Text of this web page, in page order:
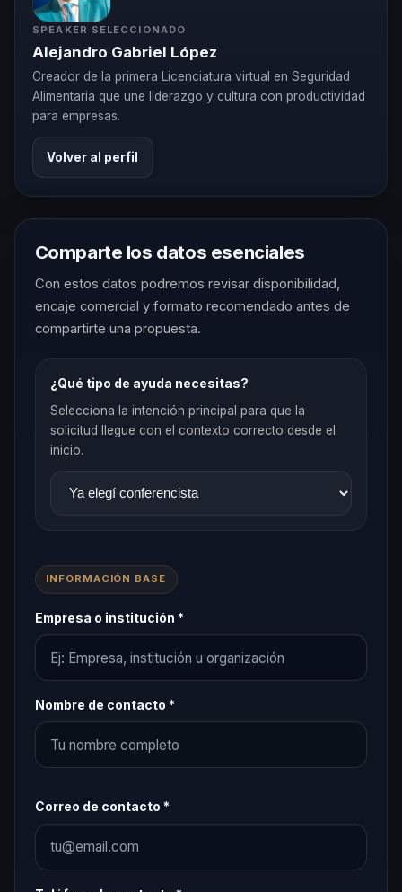
SPEAKER SELECCIONADO
Alejandro Gabriel López
Creador de la primera Licenciatura virtual en Seguridad
Alimentaria que une liderazgo y cultura con productividad
para empresas.
Volver al perfil
Comparte los datos esenciales
Con estos datos podremos revisar disponibilidad,
encaje comercial y formato recomendado antes de
compartirte una propuesta.
¿Qué tipo de ayuda necesitas?
Selecciona la intención principal para que la
solicitud llegue con el contexto correcto desde el
inicio.
INFORMACIÓN BASE
Empresa o institución *
Nombre de contacto *
Correo de contacto *